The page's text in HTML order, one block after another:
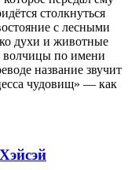
столкнуться
с лесными
духи и животные
волчицы по имени
название звучит
чудовищ» — как